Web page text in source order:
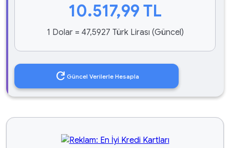
10.517,99 TL
1 Dolar = 47,5927 Türk Lirası (Güncel)
refresh Güncel Verilerle Hesapla